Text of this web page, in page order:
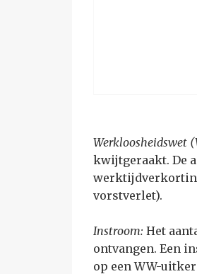
Werkloosheidswet
kwijtgeraakt. De
vorstverlet).
Instroom: Het
ontvangen. Een
op een WW-